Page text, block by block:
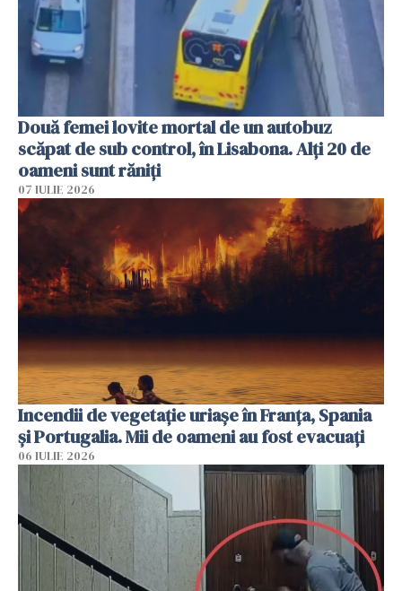
Două femei lovite mortal de un autobuz
scăpat de sub control, în Lisabona. Alți 20 de
oameni sunt răniți
07 IULIE 2026
Incendii de vegetație uriașe în Franța, Spania
și Portugalia. Mii de oameni au fost evacuați
06 IULIE 2026